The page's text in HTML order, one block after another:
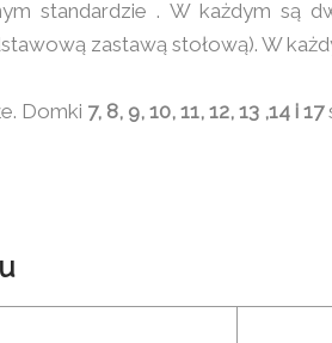
standardzie . W każdym są
zastawą stołową). W
Domki 7, 8, 9, 10, 11, 12, 13 ,14 i 17